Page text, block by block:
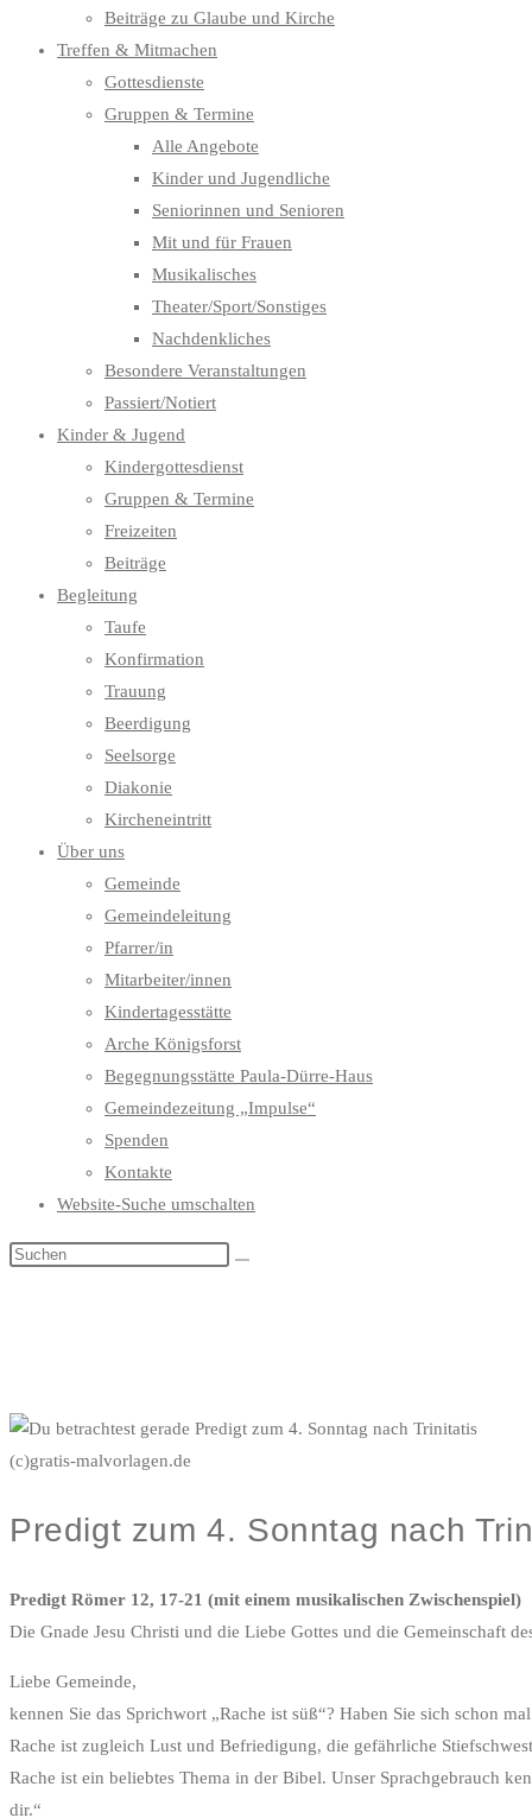
Beiträge zu Glaube und Kirche
Treffen & Mitmachen
Gottesdienste
Gruppen & Termine
Alle Angebote
Kinder und Jugendliche
Seniorinnen und Senioren
Mit und für Frauen
Musikalisches
Theater/Sport/Sonstiges
Nachdenkliches
Besondere Veranstaltungen
Passiert/Notiert
Kinder & Jugend
Kindergottesdienst
Gruppen & Termine
Freizeiten
Beiträge
Begleitung
Taufe
Konfirmation
Trauung
Beerdigung
Seelsorge
Diakonie
Kircheneintritt
Über uns
Gemeinde
Gemeindeleitung
Pfarrer/in
Mitarbeiter/innen
Kindertagesstätte
Arche Königsforst
Begegnungsstätte Paula-Dürre-Haus
Gemeindezeitung „Impulse“
Spenden
Kontakte
Website-Suche umschalten
(c)gratis-malvorlagen.de
Predigt zum 4. Sonntag nach
Predigt Römer 12, 17-21 (mit einem musikalischen Zwischenspiel)
Die Gnade Jesu Christi und die Liebe Gottes und die Gemeinschaft
Liebe Gemeinde,
kennen Sie das Sprichwort „Rache ist süß“? Haben Sie sich schon
Rache ist zugleich Lust und Befriedigung, die gefährliche
Rache ist ein beliebtes Thema in der Bibel. Unser Sprachgebrauch
dir.“